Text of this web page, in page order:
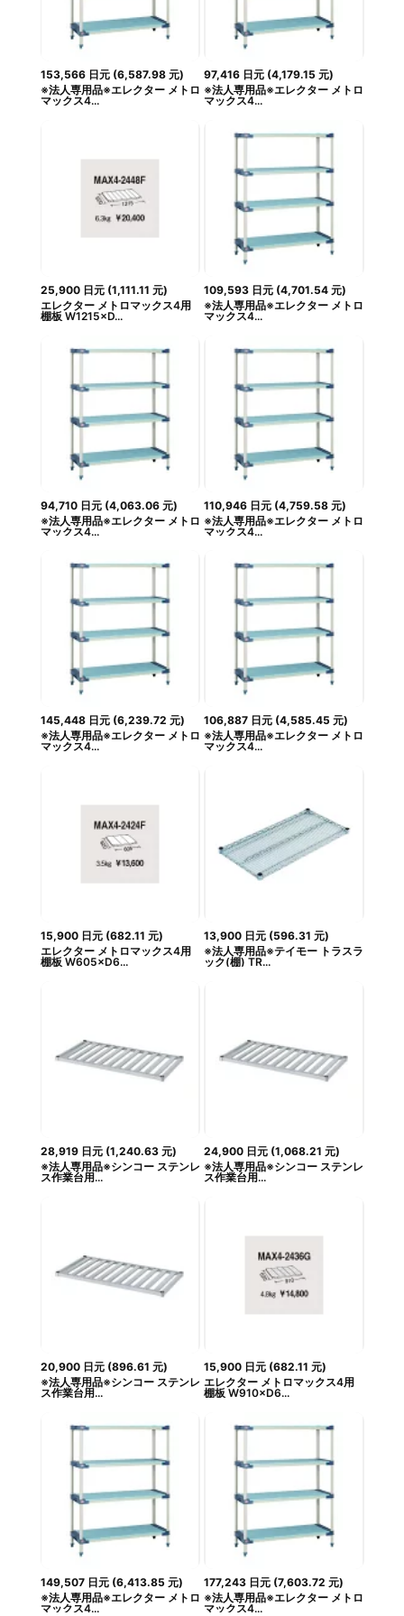
153,566 日元(6,587.98 元)
※法人専用品※エレクター メトロ
マックス4...
97,416 日元 (4,179.15 元)
※法人専用品※エレクター メトロ
マックス4...
25,900 日元(1,111.11 元)
エレクター メトロマックス4用
棚板 W1215×D...
109,593 日元 (4,701.54 元)
※法人専用品※エレクター メトロ
マックス4...
94,710 日元(4,063.06 元)
※法人専用品※エレクター メトロ
マックス4...
110,946 日元 (4,759.58 元)
※法人専用品※エレクター メトロ
マックス4...
145,448 日元(6,239.72 元)
※法人専用品※エレクター メトロ
マックス4...
106,887 日元 (4,585.45 元)
※法人専用品※エレクター メトロ
マックス4...
15,900 日元(682.11 元)
エレクター メトロマックス4用
棚板 W605×D6...
13,900 日元 (596.31 元)
※法人専用品※テイモー トラスラ
ック(棚) TR...
28,919 日元(1,240.63 元)
※法人専用品※シンコー ステンレ
ス作業台用...
24,900 日元 (1,068.21 元)
※法人専用品※シンコー ステンレ
ス作業台用...
20,900 日元(896.61 元)
※法人専用品※シンコー ステンレ
ス作業台用...
15,900 日元 (682.11 元)
エレクター メトロマックス4用
棚板 W910×D6...
149,507 日元(6,413.85 元)
※法人専用品※エレクター メトロ
マックス4...
177,243 日元 (7,603.72 元)
※法人専用品※エレクター メトロ
マックス4...